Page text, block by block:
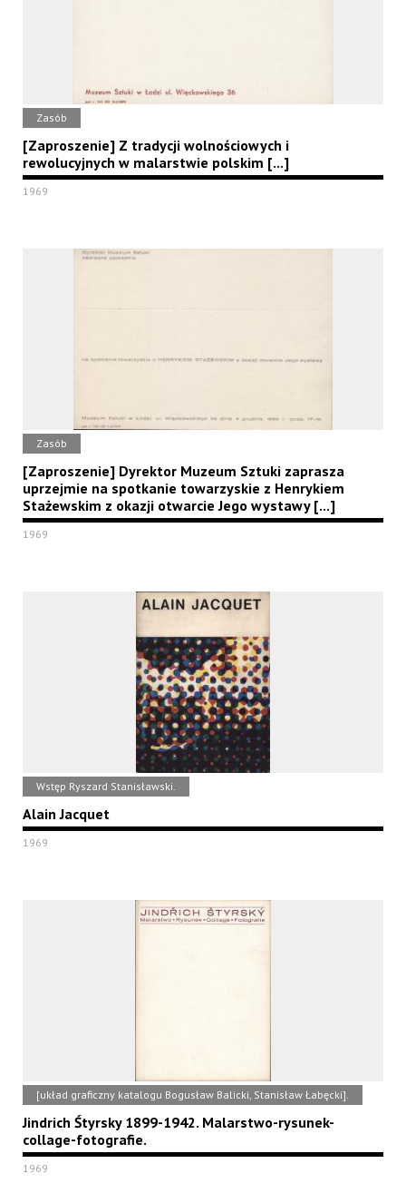
Zasób
[Zaproszenie] Z tradycji wolnościowych i
rewolucyjnych w malarstwie polskim [...]
1969
Zasób
[Zaproszenie] Dyrektor Muzeum Sztuki zaprasza
uprzejmie na spotkanie towarzyskie z Henrykiem
Stażewskim z okazji otwarcie Jego wystawy [...]
1969
Wstęp Ryszard Stanisławski.
Alain Jacquet
1969
[układ graficzny katalogu Bogusław Balicki, Stanisław Łabęcki].
Jindrich Śtyrsky 1899-1942. Malarstwo-rysunek-
collage-fotografie.
1969